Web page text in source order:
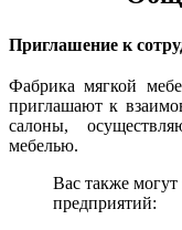
Приглашение к
Фабрика мягкой
приглашают к
салоны,
мебелью.
Вас также могут
предприятий: